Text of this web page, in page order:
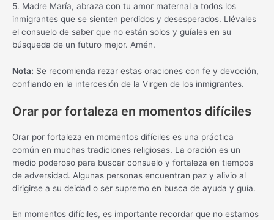
5. Madre María, abraza con tu amor maternal a todos los
inmigrantes que se sienten perdidos y desesperados. Llévales
el consuelo de saber que no están solos y guíales en su
búsqueda de un futuro mejor. Amén.
Nota: Se recomienda rezar estas oraciones con fe y devoción,
confiando en la intercesión de la Virgen de los inmigrantes.
Orar por fortaleza en momentos difíciles
Orar por fortaleza en momentos difíciles es una práctica
común en muchas tradiciones religiosas. La oración es un
medio poderoso para buscar consuelo y fortaleza en tiempos
de adversidad. Algunas personas encuentran paz y alivio al
dirigirse a su deidad o ser supremo en busca de ayuda y guía.
En momentos difíciles, es importante recordar que no estamos